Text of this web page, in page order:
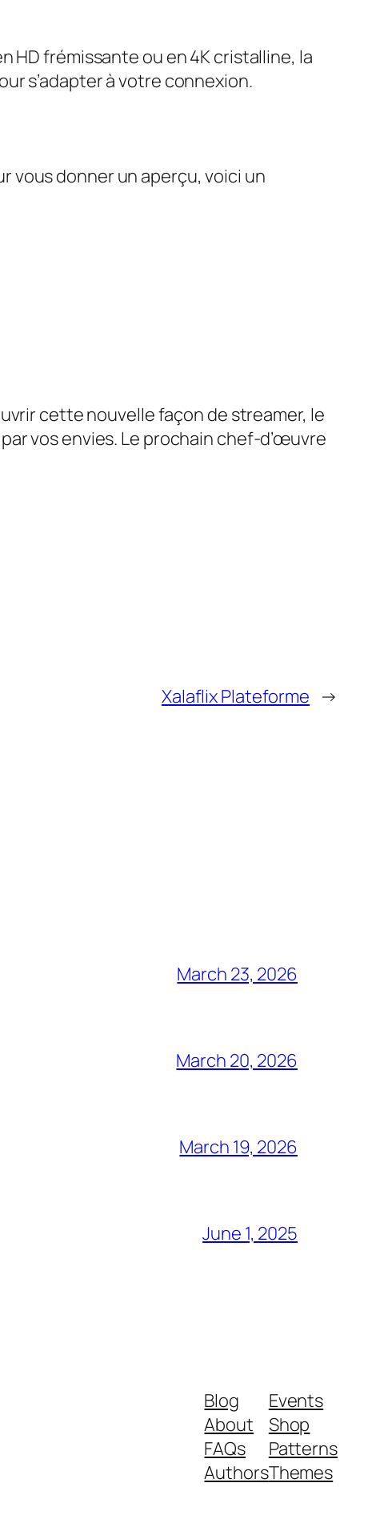
HD frémissante ou en 4K cristalline, la
s’adapter à votre connexion.
vous donner un aperçu, voici un
cette nouvelle façon de streamer, le
vos envies. Le prochain chef-d’œuvre
Xalaflix Plateforme →
March 23, 2026
March 20, 2026
March 19, 2026
June 1, 2025
Blog
About
FAQs
Authors
Events
Shop
Patterns
Themes